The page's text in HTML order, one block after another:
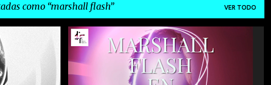
como marshall flash VER TODO
ARCO FM ENTREVISTA EXCLUSIVA
RADIO SUPERCREMALLERAS